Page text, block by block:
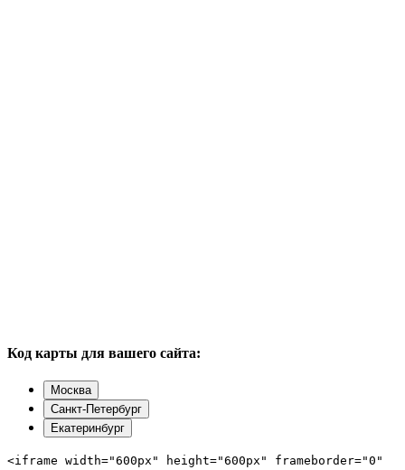
Код карты для вашего сайта:
Москва
Санкт-Петербург
Екатеринбург
<iframe width="600px" height="600px" frameborder="0"